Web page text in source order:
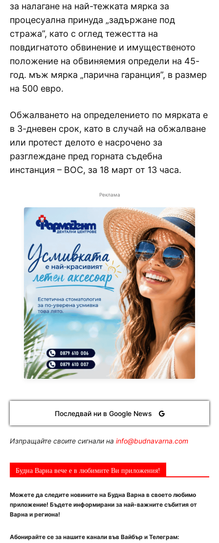
за налагане на най-тежката мярка за
процесуална принуда „задържане под
стража”, като с оглед тежестта на
повдигнатото обвинение и имущественото
положение на обвиняемия определи на 45-
год. мъж мярка „парична гаранция”, в размер
на 500 евро.
Обжалването на определението по мярката е
в 3-дневен срок, като в случай на обжалване
или протест делото е насрочено за
разглеждане пред горната съдебна
инстанция – ВОС, за 18 март от 13 часа.
Реклама
Последвай ни в Google News
Изпращайте своите сигнали на info@budnavarna.com
Будна Варна вече е в любимите Ви приложения!
Можете да следите новините на Будна Варна в своето любимо
приложение! Бъдете информирани за най-важните събития от
Варна и региона!
Абонирайте се за нашите канали във Вайбър и Телеграм: